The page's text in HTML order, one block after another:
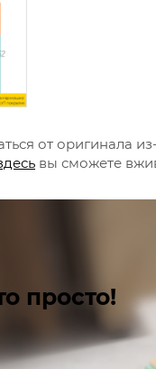
от оригинала
вы сможете
просто!